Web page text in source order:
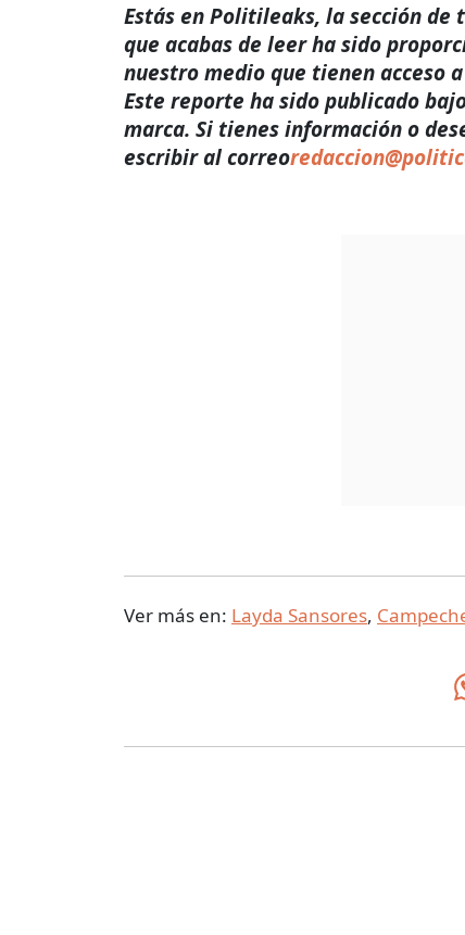
Estás en Politileaks, la sección
que acabas de leer ha sido
nuestro medio que tienen acceso
Este reporte ha sido publicado
marca. Si tienes información o
escribir al correo
Ver más en: Layda Sansores,